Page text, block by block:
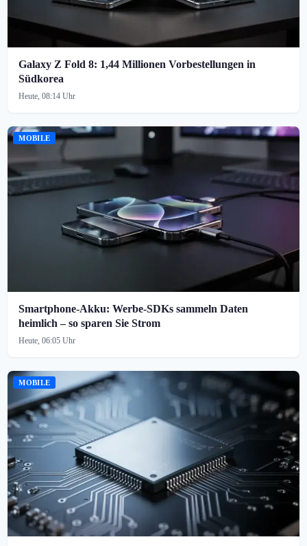
Galaxy Z Fold 8: 1,44 Millionen Vorbestellungen in
Südkorea
Heute, 08:14 Uhr
MOBILE
Smartphone-Akku: Werbe-SDKs sammeln Daten
heimlich – so sparen Sie Strom
Heute, 06:05 Uhr
MOBILE